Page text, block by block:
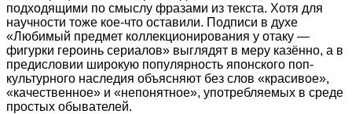
подходящими по смыслу фразами из текста. Хотя для
научности тоже кое-что оставили. Подписи в духе
«Любимый предмет коллекционирования у отаку —
фигурки героинь сериалов» выглядят в меру казённо, а в
предисловии широкую популярность японского поп-
культурного наследия объясняют без слов «красивое»,
«качественное» и «непонятное», употребляемых в среде
простых обывателей.